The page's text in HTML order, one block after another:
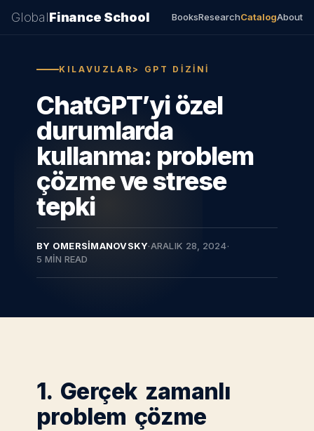
GlobalFinance School BooksResearchCatalogAbout
KILAVUZLAR> GPT DIZINI
ChatGPT’yi özel
durumlarda
kullanma: problem
çözme ve strese
tepki
BY OMERSIMANOVSKY·ARALIK 28, 2024·
5 MIN READ
1. Gerçek zamanlı
problem çözme